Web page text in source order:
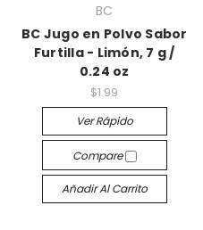
BC
BC Jugo en Polvo Sabor
Furtilla - Limón, 7 g /
0.24 oz
$1.99
Ver Rápido
Compare
Añadir Al Carrito